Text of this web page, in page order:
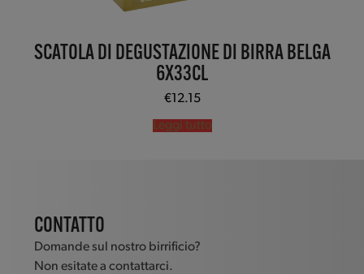
SCATOLA DI DEGUSTAZIONE DI BIRRA BELGA
6X33CL
€12.15
Leggi tutto
CONTATTO
Domande sul nostro birrificio?
Non esitate a contattarci.